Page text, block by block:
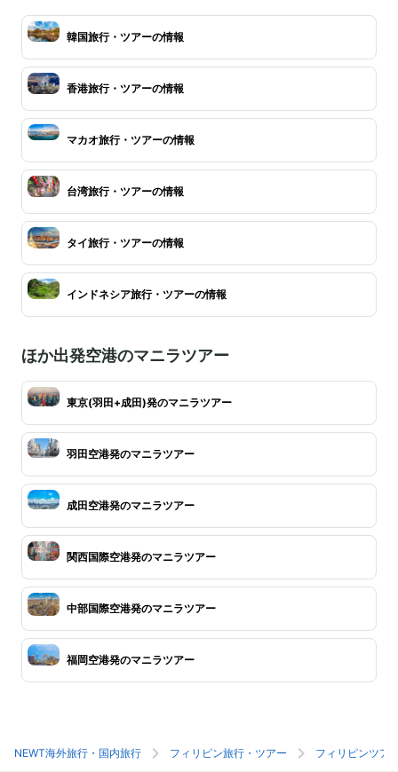
韓国旅行・ツアーの情報
香港旅行・ツアーの情報
マカオ旅行・ツアーの情報
台湾旅行・ツアーの情報
タイ旅行・ツアーの情報
インドネシア旅行・ツアーの情報
ほか出発空港のマニラツアー
東京(羽田+成田)発のマニラツアー
羽田空港発のマニラツアー
成田空港発のマニラツアー
関西国際空港発のマニラツアー
中部国際空港発のマニラツアー
福岡空港発のマニラツアー
NEWT海外旅行・国内旅行 フィリピン旅行・ツアー フィリピンツア